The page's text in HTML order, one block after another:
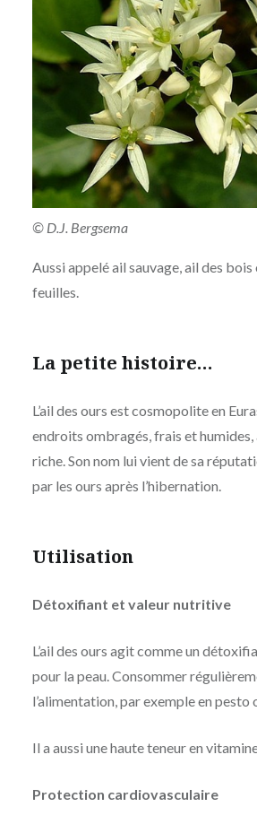
© D.J. Bergsema
Aussi appelé ail sauvage, ail des bois
feuilles.
La petite histoire…
L’ail des ours est cosmopolite en
endroits ombragés, frais et humides,
riche. Son nom lui vient de sa
par les ours après l’hibernation.
Utilisation
Détoxifiant et valeur nutritive
L’ail des ours agit comme un
pour la peau. Consommer
l’alimentation, par exemple en pesto
Il a aussi une haute teneur en
Protection cardiovasculaire